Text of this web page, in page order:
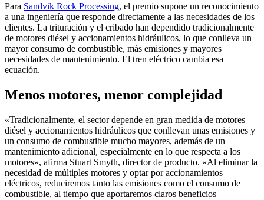
Para Sandvik Rock Processing, el premio supone un reconocimiento
a una ingeniería que responde directamente a las necesidades de los
clientes. La trituración y el cribado han dependido tradicionalmente
de motores diésel y accionamientos hidráulicos, lo que conlleva un
mayor consumo de combustible, más emisiones y mayores
necesidades de mantenimiento. El tren eléctrico cambia esa
ecuación.
Menos motores, menor complejidad
«Tradicionalmente, el sector depende en gran medida de motores
diésel y accionamientos hidráulicos que conllevan unas emisiones y
un consumo de combustible mucho mayores, además de un
mantenimiento adicional, especialmente en lo que respecta a los
motores», afirma Stuart Smyth, director de producto. «Al eliminar la
necesidad de múltiples motores y optar por accionamientos
eléctricos, reduciremos tanto las emisiones como el consumo de
combustible, al tiempo que aportaremos claros beneficios